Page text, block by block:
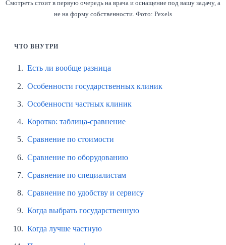
Смотреть стоит в первую очередь на врача и оснащение под вашу задачу, а
не на форму собственности. Фото: Pexels
ЧТО ВНУТРИ
Есть ли вообще разница
Особенности государственных клиник
Особенности частных клиник
Коротко: таблица-сравнение
Сравнение по стоимости
Сравнение по оборудованию
Сравнение по специалистам
Сравнение по удобству и сервису
Когда выбрать государственную
Когда лучше частную